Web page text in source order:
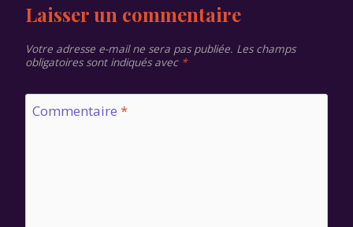
Laisser un commentaire
Votre adresse e-mail ne sera pas publiée. Les champs
obligatoires sont indiqués avec *
Commentaire *